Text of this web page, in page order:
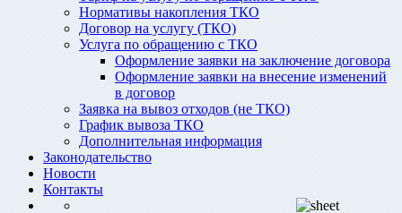
Нормативы накопления ТКО
Договор на услугу (ТКО)
Услуга по обращению с ТКО
Оформление заявки на заключение договора
Оформление заявки на внесение изменений
в договор
Заявка на вывоз отходов (не ТКО)
График вывоза ТКО
Дополнительная информация
Законодательство
Новости
Контакты